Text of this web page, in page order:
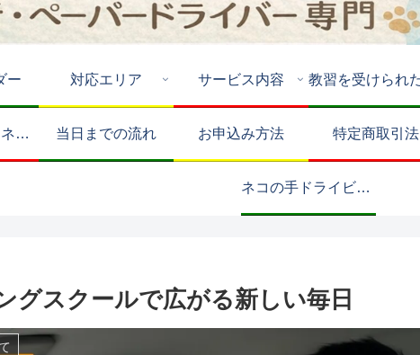
ー 対応エリア サービス内容
お問い合わせ | ネコの手ドライビングスクール 当日までの流れ お申込み方法 特定商取引法
ネコの手ドライビングスクールについて🚗💨
グスクールで広がる新しい毎日